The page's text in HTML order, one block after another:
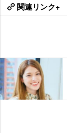
関連リンク+